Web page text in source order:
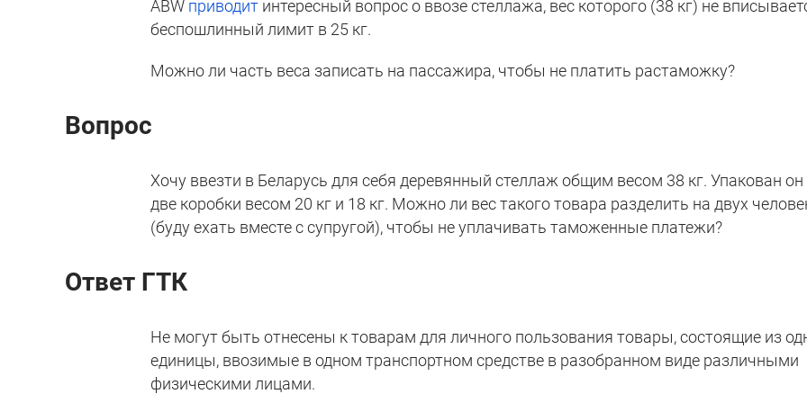
ABW приводит интересный вопрос о ввозе стеллажа, вес которого (38 кг) не
беспошлинный лимит в 25 кг.
Можно ли часть веса записать на пассажира, чтобы не платить растаможку?
Вопрос
Хочу ввезти в Беларусь для себя деревянный стеллаж общим весом 38 кг. Упакован он
две коробки весом 20 кг и 18 кг. Можно ли вес такого товара разделить на двух
(буду ехать вместе с супругой), чтобы не уплачивать таможенные платежи?
Ответ ГТК
Не могут быть отнесены к товарам для личного пользования товары, состоящие из
единицы, ввозимые в одном транспортном средстве в разобранном виде различными
физическими лицами.